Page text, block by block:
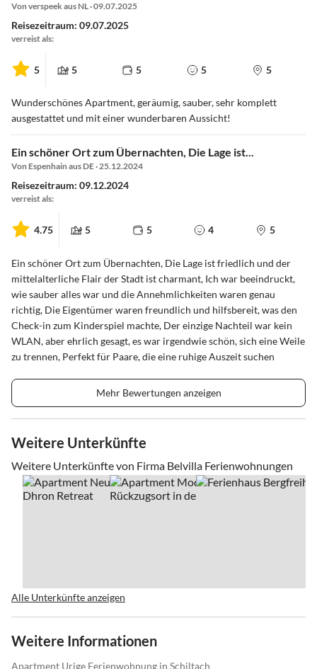
Von verspeek aus NL · 09.07.2025
Reisezeitraum: 09.07.2025
verreist als:
5 5 5 5 5
Wunderschönes Apartment, geräumig, sauber, sehr komplett
ausgestattet und mit einer wunderbaren Aussicht!
Ein schöner Ort zum Übernachten, Die Lage ist...
Von Espenhain aus DE · 25.12.2024
Reisezeitraum: 09.12.2024
verreist als:
4.75 5 5 4 5
Ein schöner Ort zum Übernachten, Die Lage ist friedlich und der
mittelalterliche Flair der Stadt ist charmant, Ich war beeindruckt,
wie sauber alles war und die Annehmlichkeiten waren genau
richtig, Die Eigentümer waren freundlich und hilfsbereit, was den
Check-in zum Kinderspiel machte, Der einzige Nachteil war kein
WLAN, aber ehrlich gesagt, es war irgendwie schön, sich eine Weile
zu trennen, Perfekt für Paare, die eine ruhige Auszeit suchen
Mehr Bewertungen anzeigen
Weitere Unterkünfte
Weitere Unterkünfte von Firma Belvilla Ferienwohnungen
Alle Unterkünfte anzeigen
Weitere Informationen
Apartment Urige Ferienwohnung in Schiltach